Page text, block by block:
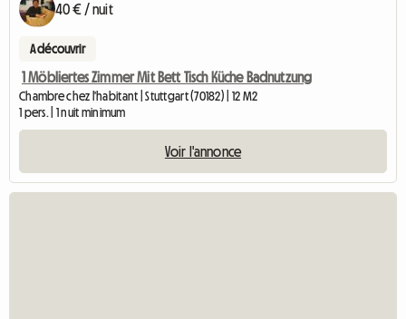
40 € / nuit
A découvrir
1 Möbliertes Zimmer Mit Bett Tisch Küche Badnutzung
Chambre chez l'habitant | Stuttgart (70182) | 12 M2
1 pers. | 1 nuit minimum
Voir l'annonce